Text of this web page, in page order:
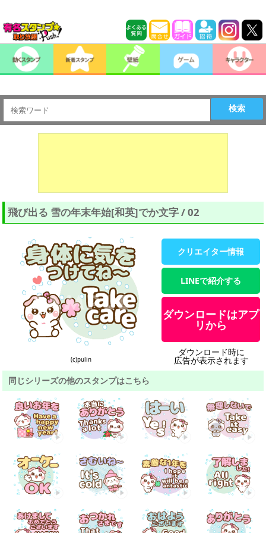
検索
飛び出る 雪の年末年始[和英]でか文字 / 02
(c)pulin
クリエイター情報
LINEで紹介する
ダウンロードはアプ
リから
ダウンロード時に
広告が表示されます
同じシリーズの他のスタンプはこちら